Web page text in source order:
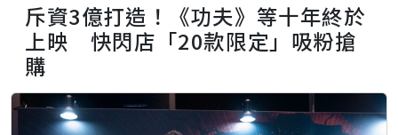
斥資3億打造！《功夫》等十年終於
上映 快閃店「20款限定」吸粉搶
購